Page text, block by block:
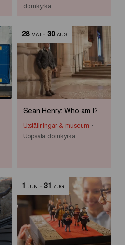
domkyrka
28 MAJ - 30 AUG
Sean Henry: Who am I?
Utställningar & museum
Uppsala domkyrka
1 JUN - 31 AUG